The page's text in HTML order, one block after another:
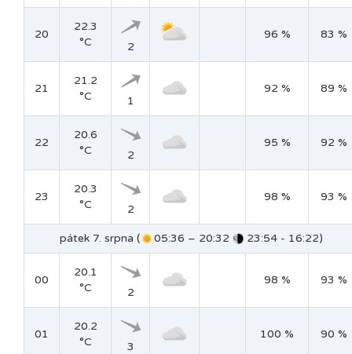
20
22.3
°C
2
96 % 83 %
21
21.2
°C
1
92 % 89 %
22
20.6
°C
2
95 % 92 %
23
20.3
°C
2
98 % 93 %
pátek 7. srpna ( 05:36 – 20:32 23:54 - 16:22)
00
20.1
°C
2
98 % 93 %
01
20.2
°C
3
100 % 90 %